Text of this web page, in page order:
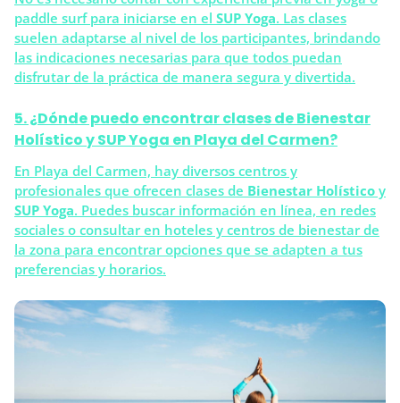
paddle surf para iniciarse en el SUP Yoga. Las clases
suelen adaptarse al nivel de los participantes, brindando
las indicaciones necesarias para que todos puedan
disfrutar de la práctica de manera segura y divertida.
5. ¿Dónde puedo encontrar clases de Bienestar
Holístico y SUP Yoga en Playa del Carmen?
En Playa del Carmen, hay diversos centros y
profesionales que ofrecen clases de Bienestar Holístico y
SUP Yoga. Puedes buscar información en línea, en redes
sociales o consultar en hoteles y centros de bienestar de
la zona para encontrar opciones que se adapten a tus
preferencias y horarios.